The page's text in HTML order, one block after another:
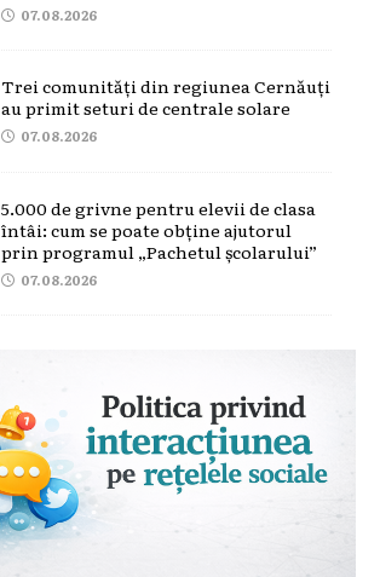
07.08.2026
Trei comunități din regiunea Cernăuți
au primit seturi de centrale solare
07.08.2026
5.000 de grivne pentru elevii de clasa
întâi: cum se poate obține ajutorul
prin programul „Pachetul școlarului”
07.08.2026